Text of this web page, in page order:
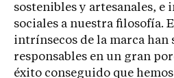
sostenibles y artesanales, e
sociales a nuestra filosofía.
intrínsecos de la marca han
responsables en un gran
éxito conseguido que